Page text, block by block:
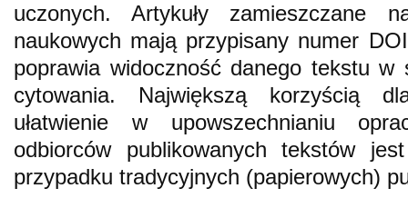
uczonych. Artykuły zamieszczane
naukowych mają przypisany numer
poprawia widoczność danego tekstu
cytowania. Największą korzyścią
ułatwienie w upowszechnianiu
odbiorców publikowanych tekstów
przypadku tradycyjnych (papierowych)